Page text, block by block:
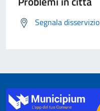
Segnala disservizio